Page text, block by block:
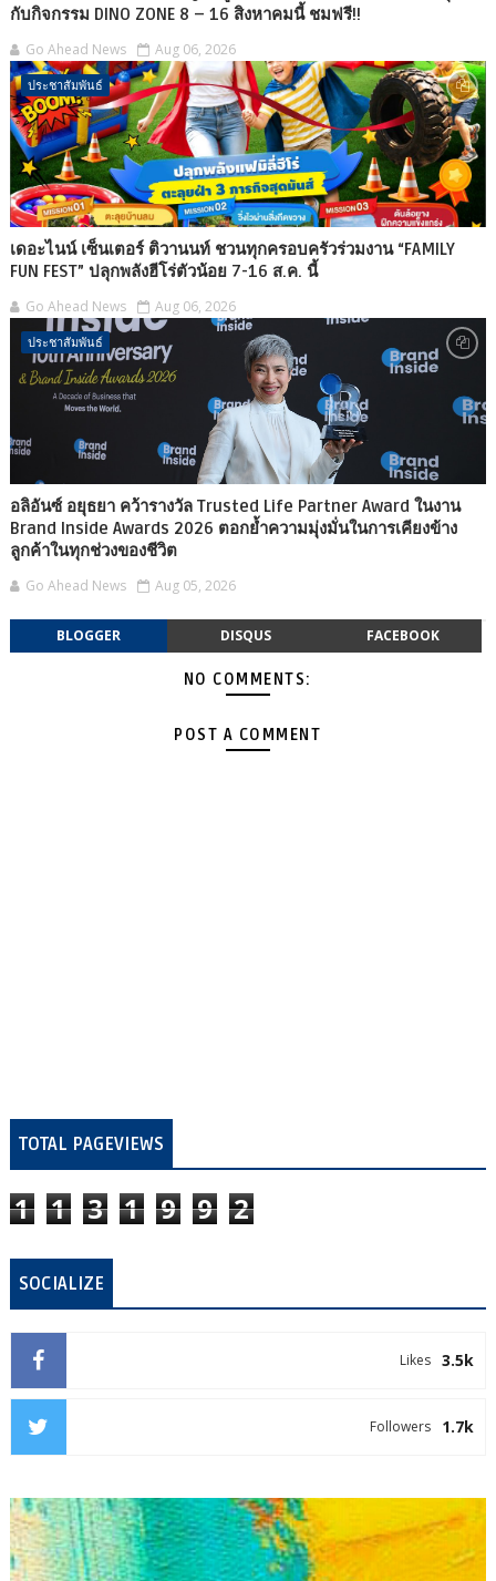
กับกิจกรรม DINO ZONE 8 – 16 สิงหาคมนี้ ชมฟรี!!
Go Ahead News Aug 06, 2026
ประชาสัมพันธ์
เดอะไนน์ เซ็นเตอร์ ติวานนท์ ชวนทุกครอบครัวร่วมงาน “FAMILY
FUN FEST” ปลุกพลังฮีโร่ตัวน้อย 7-16 ส.ค. นี้
Go Ahead News Aug 06, 2026
ประชาสัมพันธ์
อลิอันซ์ อยุธยา คว้ารางวัล Trusted Life Partner Award ในงาน
Brand Inside Awards 2026 ตอกย้ำความมุ่งมั่นในการเคียงข้าง
ลูกค้าในทุกช่วงของชีวิต
Go Ahead News Aug 05, 2026
BLOGGER DISQUS FACEBOOK
NO COMMENTS:
POST A COMMENT
TOTAL PAGEVIEWS
1 1 3 1 9 9 2
SOCIALIZE
3.5k
Likes
1.7k
Followers